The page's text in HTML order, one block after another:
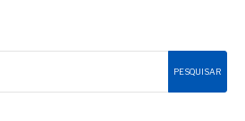
PESQUISAR